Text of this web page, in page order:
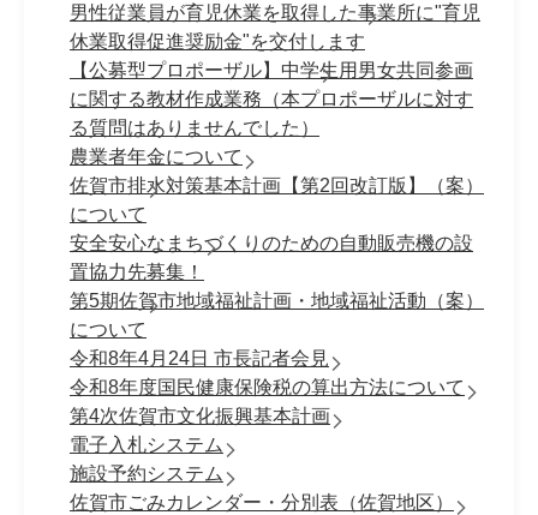
男性従業員が育児休業を取得した事業所に"育児
休業取得促進奨励金"を交付します
【公募型プロポーザル】中学生用男女共同参画
に関する教材作成業務（本プロポーザルに対す
る質問はありませんでした）
農業者年金について
佐賀市排水対策基本計画【第2回改訂版】（案）
について
安全安心なまちづくりのための自動販売機の設
置協力先募集！
第5期佐賀市地域福祉計画・地域福祉活動（案）
について
令和8年4月24日 市長記者会見
令和8年度国民健康保険税の算出方法について
第4次佐賀市文化振興基本計画
電子入札システム
施設予約システム
佐賀市ごみカレンダー・分別表（佐賀地区）